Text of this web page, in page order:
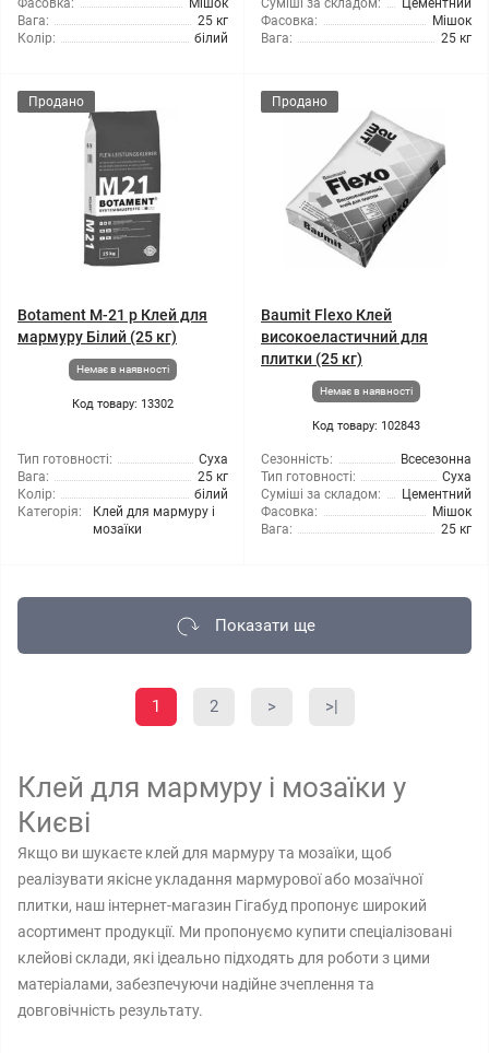
Фасовка:
Мішок
Вага:
25 кг
Колір:
білий
Суміші за складом:
Цементний
Фасовка:
Мішок
Вага:
25 кг
Продано
Botament M-21 р Клей для
мармуру Білий (25 кг)
Немає в наявності
Код товару: 13302
Тип готовності:
Суха
Вага:
25 кг
Колір:
білий
Категорія:
Клей для мармуру і
мозаїки
Продано
Baumit Flexo Клей
високоеластичний для
плитки (25 кг)
Немає в наявності
Код товару: 102843
Сезонність:
Всесезонна
Тип готовності:
Суха
Суміші за складом:
Цементний
Фасовка:
Мішок
Вага:
25 кг
Показати ще
1 2 > >|
Клей для мармуру і мозаїки у
Києві
Якщо ви шукаєте клей для мармуру та мозаїки, щоб
реалізувати якісне укладання мармурової або мозаїчної
плитки, наш інтернет-магазин Гігабуд пропонує широкий
асортимент продукції. Ми пропонуємо купити спеціалізовані
клейові склади, які ідеально підходять для роботи з цими
матеріалами, забезпечуючи надійне зчеплення та
довговічність результату.